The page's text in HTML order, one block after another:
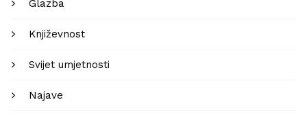
Glazba
Književnost
Svijet umjetnosti
Najave